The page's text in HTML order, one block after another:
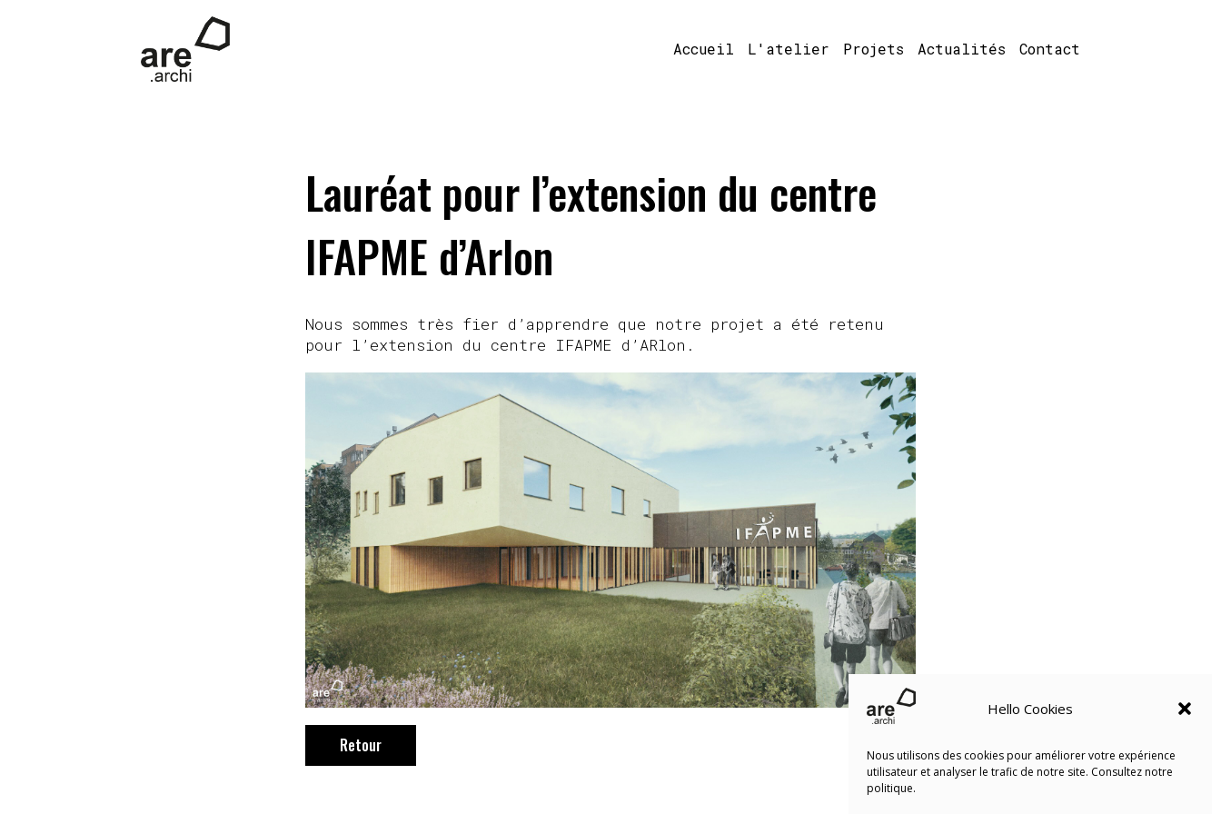
Hello Cookies
Nous utilisons des cookies pour améliorer votre expérience
utilisateur et analyser le trafic de notre site. Consultez notre
politique.
Accueil L'atelier Projets Actualités Contact
Lauréat pour l’extension du centre
IFAPME d’Arlon
Nous sommes très fier d’apprendre que notre projet a été retenu
pour l’extension du centre IFAPME d’ARlon.
Retour